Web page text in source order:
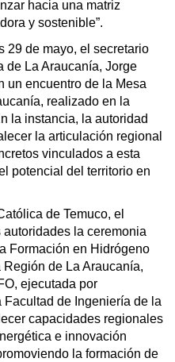
hacia una matriz
y sostenible”.
29 de mayo, el secretario
de La Araucanía, Jorge
un encuentro de la Mesa
realizado en la
la instancia, la autoridad
la articulación regional
vinculados a esta
potencial del territorio en
de Temuco, el
la ceremonia
Formación en Hidrógeno
de La Araucanía,
ejecutada por
de Ingeniería de la
capacidades regionales
e innovación
la formación de